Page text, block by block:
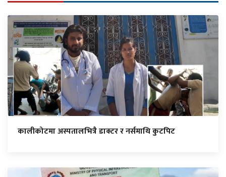
कालीकोटमा अस्पतालभित्रै डाक्टर र नर्समाथि कुटपिट